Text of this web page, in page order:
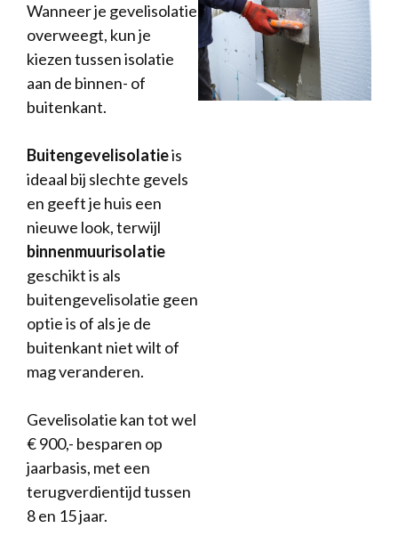
Wanneer je gevelisolatie
overweegt, kun je
kiezen tussen isolatie
aan de binnen- of
buitenkant.
Buitengevelisolatieis
ideaal bij slechte gevels
en geeft je huis een
nieuwe look, terwijl
binnenmuurisolatie
geschikt is als
buitengevelisolatie geen
optie is of als je de
buitenkant niet wilt of
mag veranderen.
Gevelisolatie kan tot wel
€ 900,- besparen op
jaarbasis, met een
terugverdientijd tussen
8 en 15 jaar.